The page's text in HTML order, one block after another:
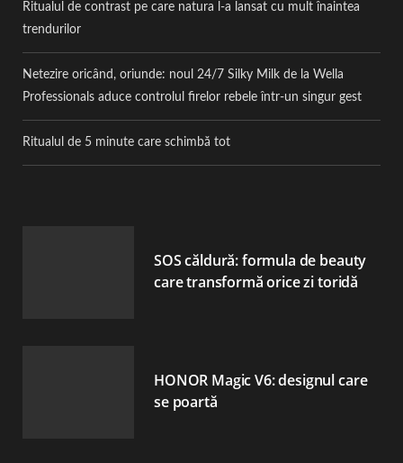
Ritualul de contrast pe care natura l-a lansat cu mult înaintea
trendurilor
Netezire oricând, oriunde: noul 24/7 Silky Milk de la Wella
Professionals aduce controlul firelor rebele într-un singur gest
Ritualul de 5 minute care schimbă tot
SOS căldură: formula de beauty
care transformă orice zi toridă
HONOR Magic V6: designul care
se poartă